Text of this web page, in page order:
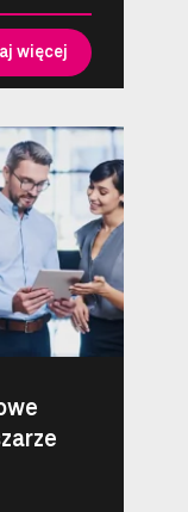
więcej